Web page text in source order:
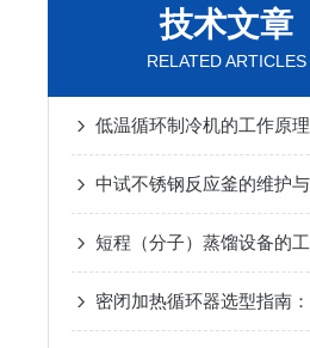
技术文章
RELATED ARTICLES